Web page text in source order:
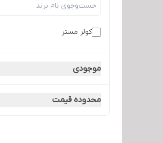
کولر مستر
موجودی
محدوده قیمت